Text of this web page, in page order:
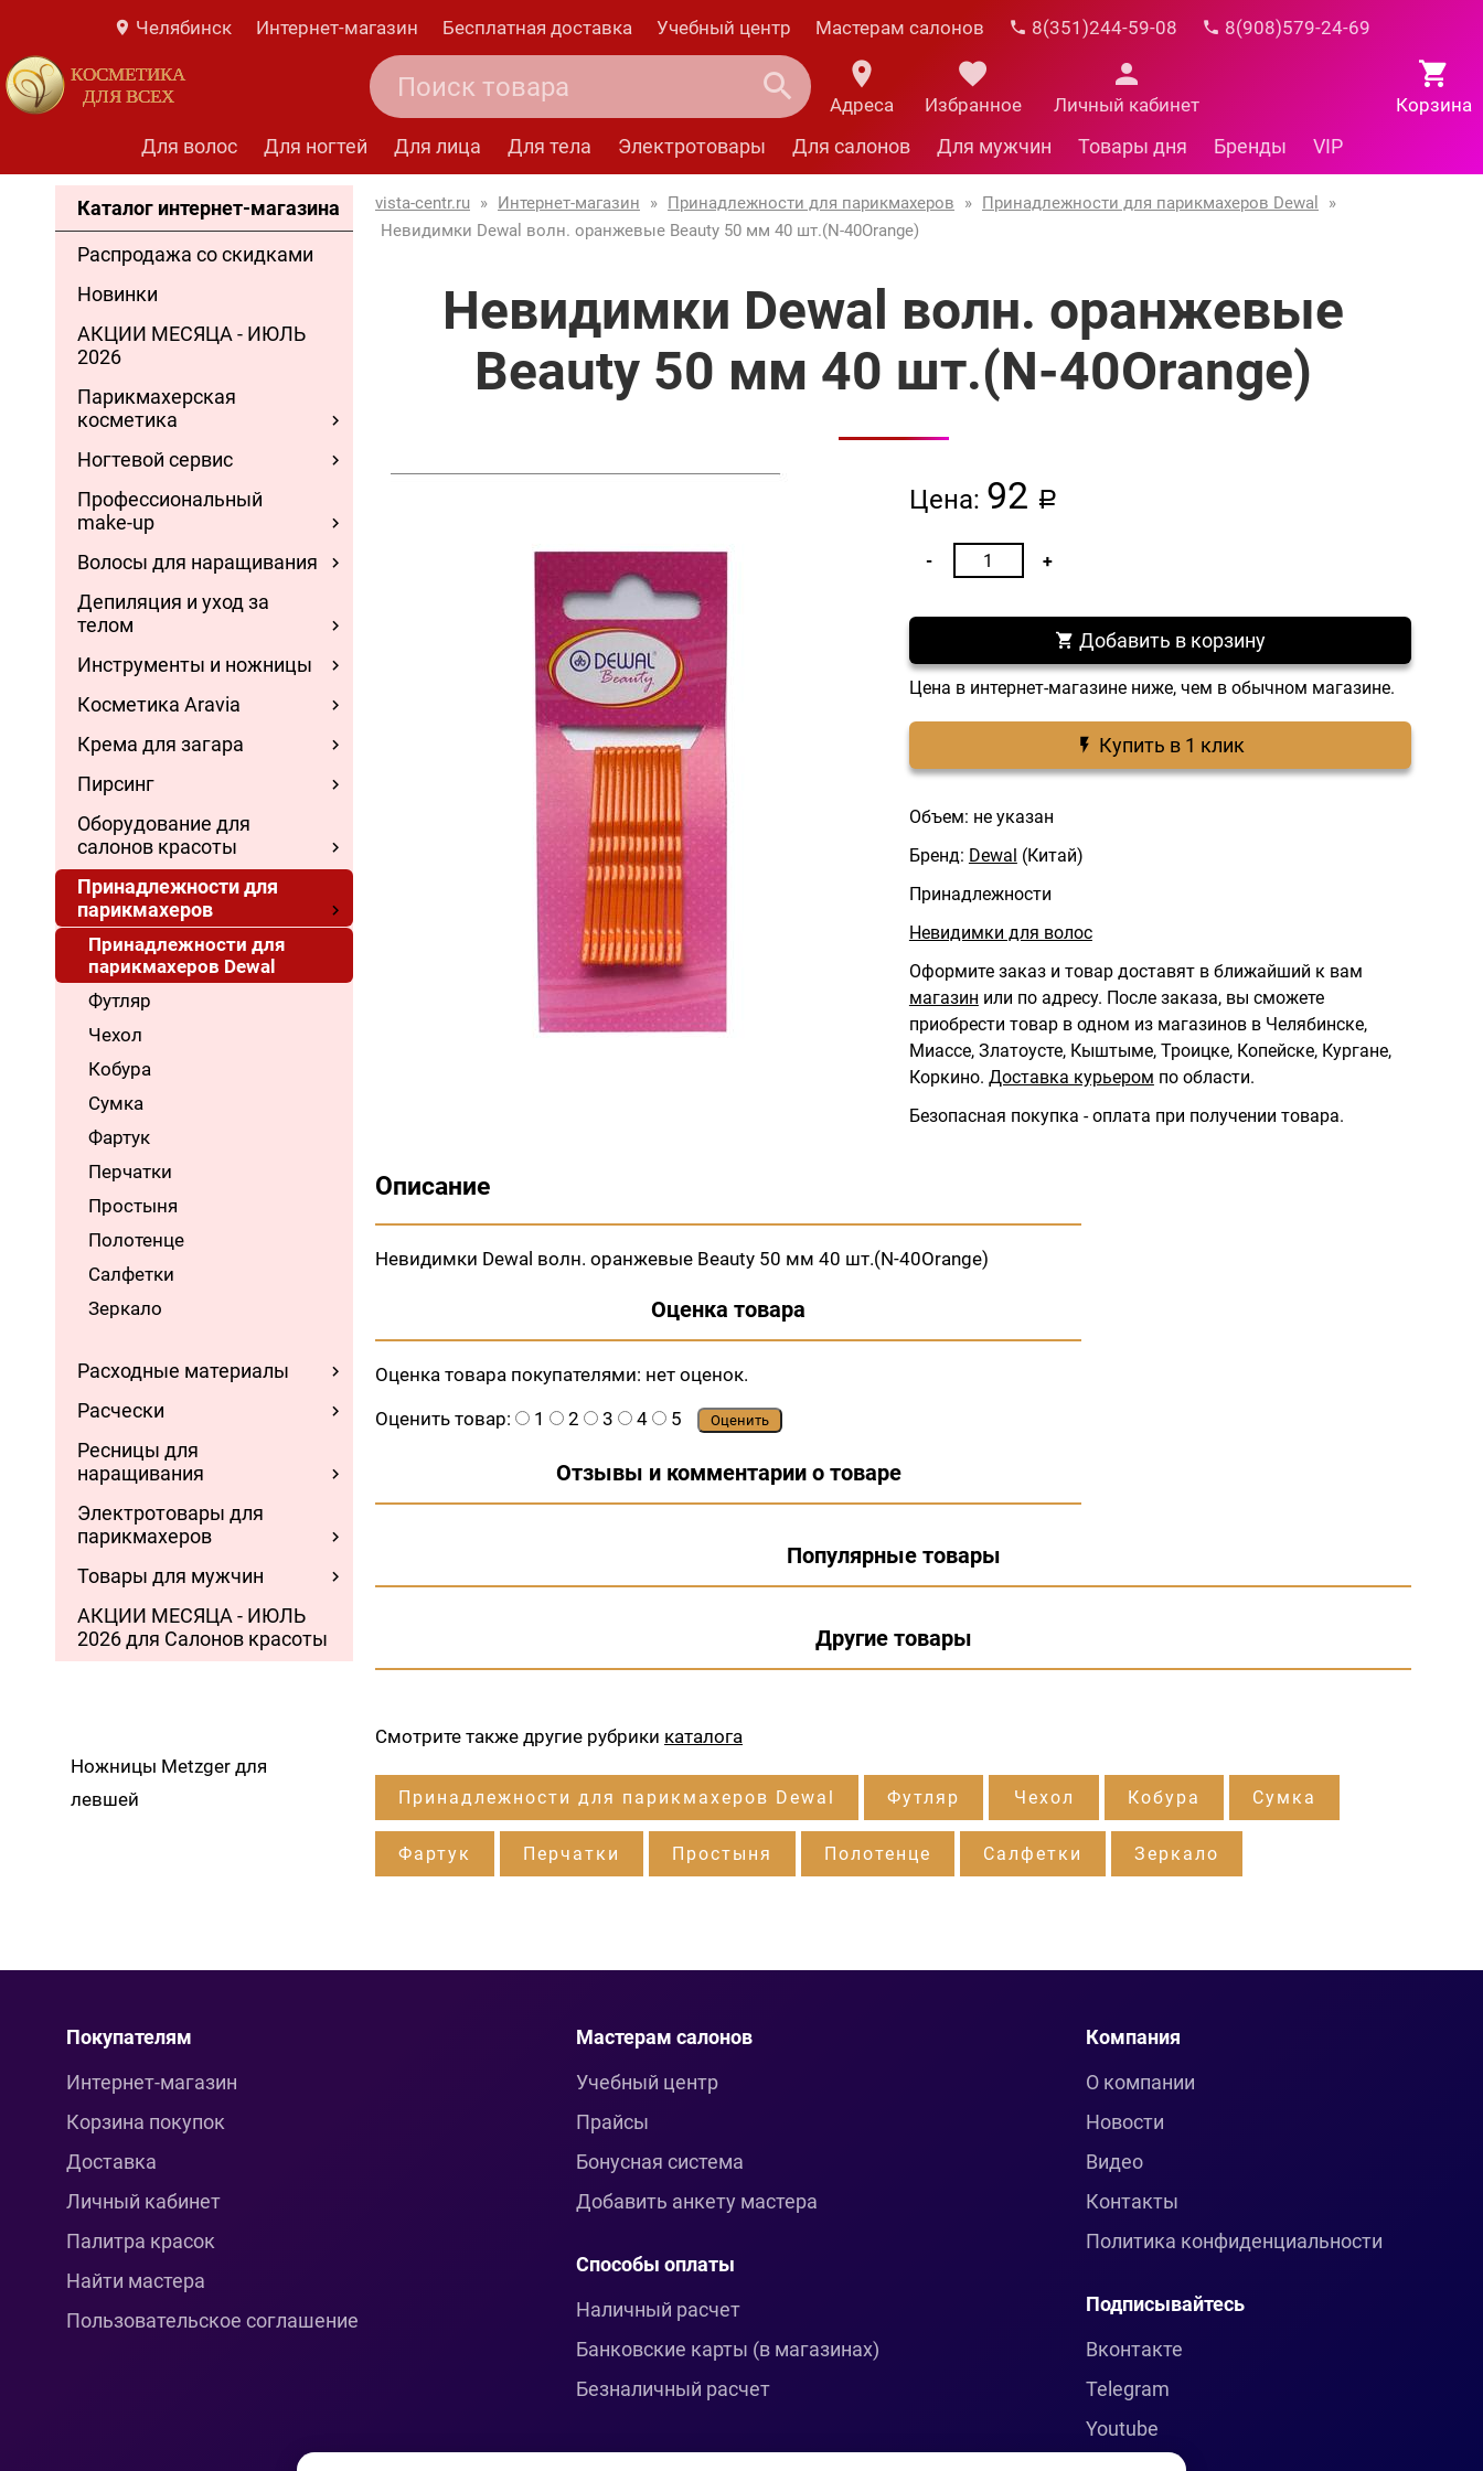
Челябинск Интернет-магазин Бесплатная доставка Учебный центр Мастерам салонов 8(351)244-59-08 8(908)579-24-69
КОСМЕТИКА
ДЛЯ ВСЕХ
Корзина
Адреса Избранное Личный кабинет
Для волос Для ногтей Для лица Для тела Электротовары Для салонов Для мужчин Товары дня Бренды VIP
Каталог интернет-магазина
Распродажа со скидками
Новинки
АКЦИИ МЕСЯЦА - ИЮЛЬ
2026
Парикмахерская
косметика
Ногтевой сервис
Профессиональный
make-up
Волосы для наращивания
Депиляция и уход за
телом
Инструменты и ножницы
Косметика Aravia
Крема для загара
Пирсинг
Оборудование для
салонов красоты
Принадлежности для
парикмахеров
Принадлежности для
парикмахеров Dewal
Футляр
Чехол
Кобура
Сумка
Фартук
Перчатки
Простыня
Полотенце
Салфетки
Зеркало
Расходные материалы
Расчески
Ресницы для
наращивания
Электротовары для
парикмахеров
Товары для мужчин
АКЦИИ МЕСЯЦА - ИЮЛЬ
2026 для Салонов красоты
Ножницы Metzger для
левшей
vista-centr.ru » Интернет-магазин » Принадлежности для парикмахеров » Принадлежности для парикмахеров Dewal
»
Невидимки Dewal волн. оранжевые Beauty 50 мм 40 шт.(N-40Orange)
Невидимки Dewal волн. оранжевые
Beauty 50 мм 40 шт.(N-40Orange)
Цена: 92 a
Добавить в корзину
Цена в интернет-магазине ниже, чем в обычном магазине.
Купить в 1 клик
Объем: не указан
Бренд: Dewal (Китай)
Принадлежности
Невидимки для волос
Оформите заказ и товар доставят в ближайший к вам
магазин или по адресу. После заказа, вы сможете
приобрести товар в одном из магазинов в Челябинске,
Миассе, Златоусте, Кыштыме, Троицке, Копейске, Кургане,
Коркино. Доставка курьером по области.
Безопасная покупка - оплата при получении товара.
Описание
Невидимки Dewal волн. оранжевые Beauty 50 мм 40 шт.(N-40Orange)
Оценка товара
Оценка товара покупателями: нет оценок.
Оценить товар:
1 2 3 4 5 Оценить
Отзывы и комментарии о товаре
Популярные товары
Другие товары
Смотрите также другие рубрики каталога
Принадлежности для парикмахеров Dewal Футляр Чехол Кобура Сумка
Фартук Перчатки Простыня Полотенце Салфетки Зеркало
Покупателям
Интернет-магазин
Корзина покупок
Доставка
Личный кабинет
Палитра красок
Найти мастера
Пользовательское соглашение
Мастерам салонов
Учебный центр
Прайсы
Бонусная система
Добавить анкету мастера
Способы оплаты
Наличный расчет
Банковские карты (в магазинах)
Безналичный расчет
Компания
О компании
Новости
Видео
Контакты
Политика конфиденциальности
Подписывайтесь
Вконтакте
Telegram
Youtube